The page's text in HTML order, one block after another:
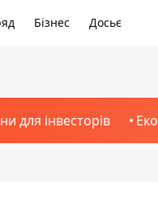
Бізнес Досьє
для інвесторів